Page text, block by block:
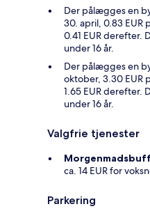
Der pålægges en
30. april, 0.83
0.41 EUR derefter.
under 16 år.
Der pålægges en
oktober, 3.30 EUR
1.65 EUR derefter.
under 16 år.
Valgfrie tjenester
ca. 14 EUR for
Parkering